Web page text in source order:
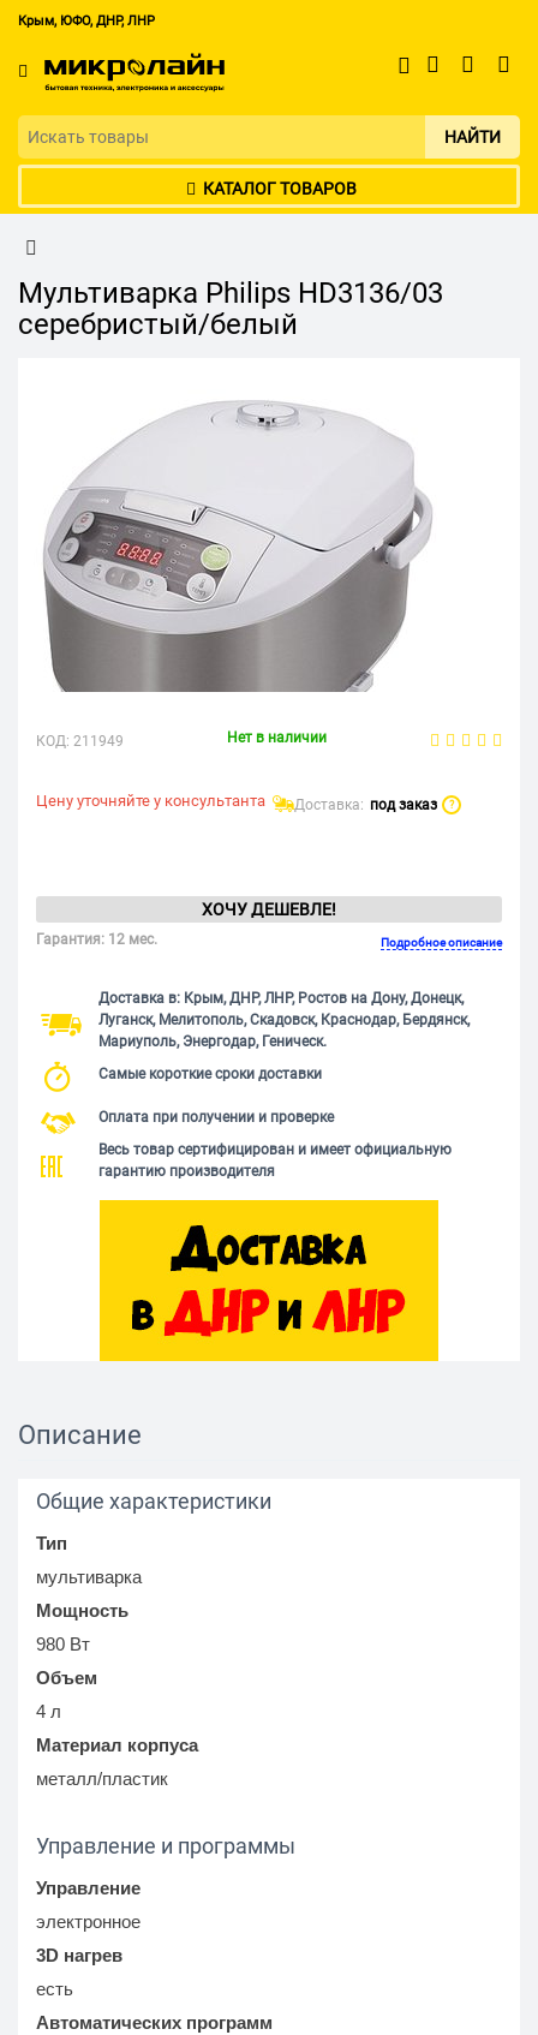
Крым, ЮФО, ДНР, ЛНР
НАЙТИ
КАТАЛОГ ТОВАРОВ
Мультиварка Philips HD3136/03
серебристый/белый
КОД: 211949 Нет в наличии
Цену уточняйте у консультанта Доставка: под заказ ?
ХОЧУ ДЕШЕВЛЕ!
Гарантия: 12 мес. Подробное описание
Доставка в: Крым, ДНР, ЛНР, Ростов на Дону, Донецк,
Луганск, Мелитополь, Скадовск, Краснодар, Бердянск,
Мариуполь, Энергодар, Геническ.
Самые короткие сроки доставки
Оплата при получении и проверке
Весь товар сертифицирован и имеет официальную
гарантию производителя
Описание
Общие характеристики
Тип
мультиварка
Мощность
980 Вт
Объем
4 л
Материал корпуса
металл/пластик
Управление и программы
Управление
электронное
3D нагрев
есть
Автоматических программ